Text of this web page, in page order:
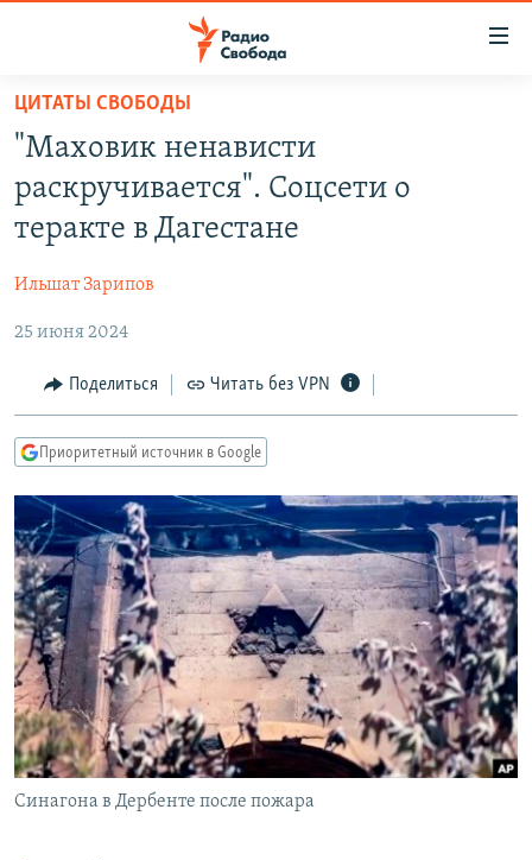
упрощенного
доступа
основному
Вернутся
навигации
Вернутся
поиску
ПРОГРАММЫ
АВТОРСКИЕ ПРОЕКТЫ
МНЕНИЯ
КУЛЬТУРА
IDEL.РЕАЛИИ
СЕВЕР.РЕАЛИИ
СИБИРЬ.РЕАЛИИ
РАСПИСАНИЕ ВЕЩАНИЯ
ПОДПИШИТЕСЬ НА РАССЫЛКУ
СОЦИАЛЬНЫЕ СЕТИ
ЦИТАТЫ СВОБОДЫ
"Маховик ненависти
раскручивается". Соцсети о
теракте в Дагестане
Ильшат Зарипов
25 июня 2024
Поделиться Читать без VPN
Приоритетный источник в Google
Синагона в Дербенте после пожара